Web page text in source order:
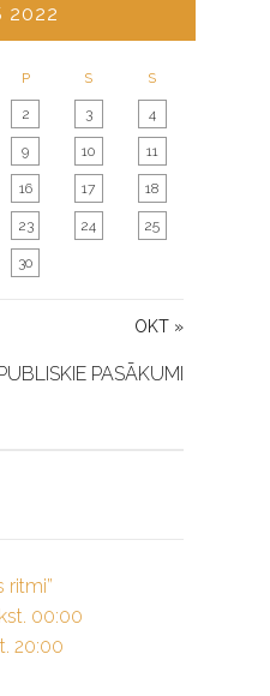
2022
P S S
OKT »
2 3 4
9 10 11
16 17 18
23 24 25
30
PASĀKUMI
ritmi”
00:00
20:00